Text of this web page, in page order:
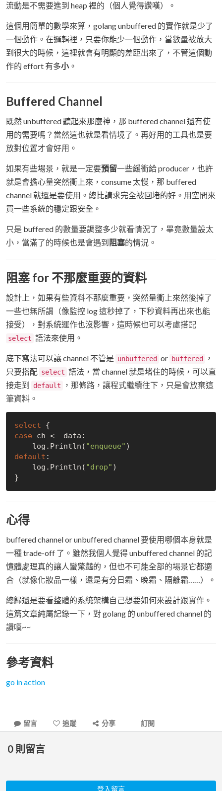
流動是不需要進到 heap 裡的（個人覺得讚嘆）。
這個用簡單的數學來算，golang unbuffered 的實作就是少了
一個動作。在邏輯裡，只要你能少一個動作，當數量被放大
到很大的時候，這裡就會有明顯的差距出來了，不管這個動
作的 effort 有多小。
Buffered Channel
既然 unbuffered 聽起來那麼神，那 buffered channel 還有使
用的需要嗎？當然這也就是看情境了。再好用的工具也是要
放對位置才會好用。
如果有些場景，就是一定要預留一些緩衝給 producer，也許
就是會擔心量突然衝上來，consume 太慢，那 buffered
channel 就還是要使用。總比請求完全被回堵的好。用空間來
買一些系統的穩定跟安全。
只是 buffered 的數量要調整多少就看情況了，畢竟數量設太
小，當滿了的時候也是會遇到阻塞的情況。
阻塞 for 不那麼重要的資料
設計上，如果有些資料不那麼重要，突然量衝上來然後掉了
一些也無所謂（像監控 log 這秒掉了，下秒資料再出來也能
接受），對系統運作也沒影響，這時候也可以考慮搭配
select 語法來使用。
底下寫法可以讓 channel 不管是 unbuffered or buffered
，
只要搭配 select 語法，當 channel 就是堵住的時候，可以直
接走到 default
，那條路，讓程式繼續往下，只是會放棄這
筆資料。
select
case ch <- data:
    log.Println(
"enqueue"
default :
    log.Println(
"drop" )
心得
buffered channel or unbuffered channel 要使用哪個本身就是
一種 trade-off 了。雖然我個人覺得 unbuffered channel 的記
憶體處理真的讓人蠻驚豔的，但也不可能全部的場景它都適
合（就像化妝品一樣，還是有分日霜、晚霜、隔離霜……）。
總歸還是要看整體的系統架構自己想要如何來設計跟實作。
這篇文章純屬記錄一下，對 golang 的 unbuffered channel 的
讚嘆~~
參考資料
go in action
留言 追蹤 分享 訂閱
0 則留言
登入留言